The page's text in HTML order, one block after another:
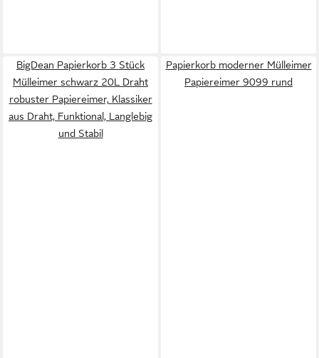
BigDean Papierkorb 3 Stück
Mülleimer schwarz 20L Draht
robuster Papiereimer, Klassiker
aus Draht, Funktional, Langlebig
und Stabil
Papierkorb moderner Mülleimer
Papiereimer 9099 rund